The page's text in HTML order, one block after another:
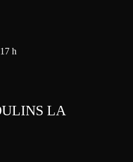
h
LA